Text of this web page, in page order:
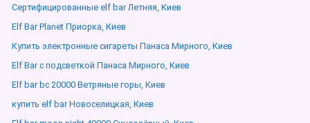
Сертифицированные elf bar Летняя, Киев
Elf Bar Planet Приорка, Киев
Купить электронные сигареты Панаса Мирного, Киев
Elf Bar с подсветкой Панаса Мирного, Киев
Elf bar bc 20000 Ветряные горы, Киев
купить elf bar Новоселицкая, Киев